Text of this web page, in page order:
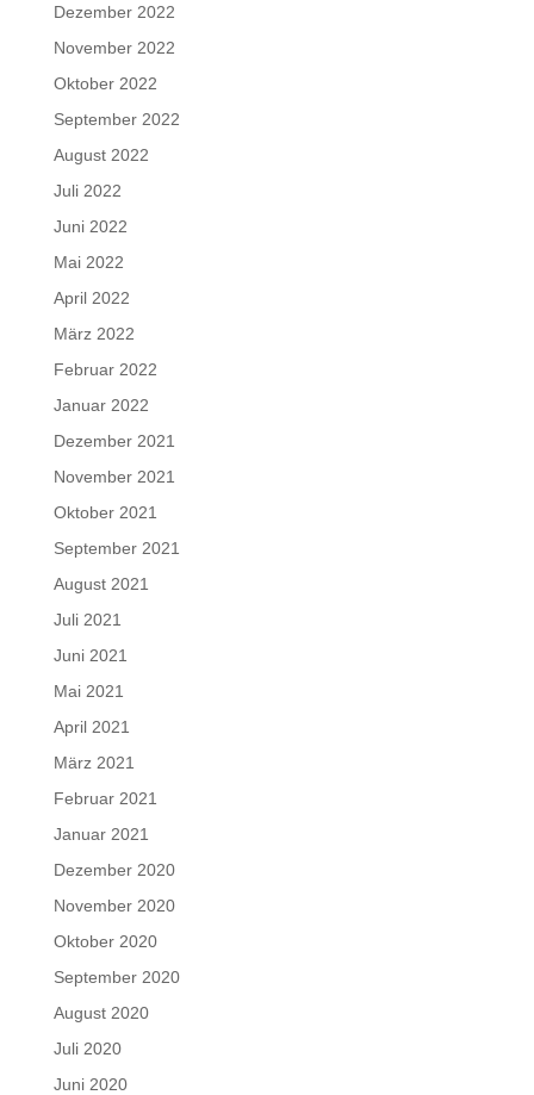
Dezember 2022
November 2022
Oktober 2022
September 2022
August 2022
Juli 2022
Juni 2022
Mai 2022
April 2022
März 2022
Februar 2022
Januar 2022
Dezember 2021
November 2021
Oktober 2021
September 2021
August 2021
Juli 2021
Juni 2021
Mai 2021
April 2021
März 2021
Februar 2021
Januar 2021
Dezember 2020
November 2020
Oktober 2020
September 2020
August 2020
Juli 2020
Juni 2020